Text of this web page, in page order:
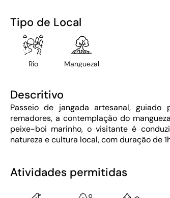
Tipo de Local
Rio Manguezal
Descritivo
Passeio de jangada artesanal,
remadores, a contemplação do
peixe-boi marinho, o visitante é
natureza e cultura local, com duração de
Atividades permitidas